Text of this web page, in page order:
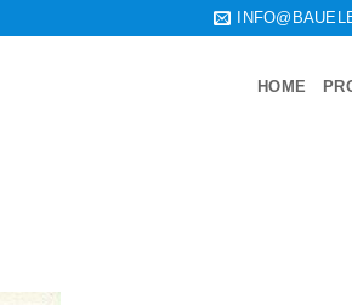
HOME